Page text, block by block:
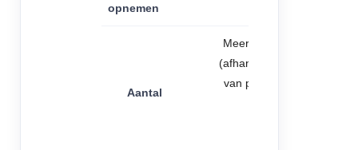
opnemen
Aantal
Meerdere
(afhankelijk
van plan)